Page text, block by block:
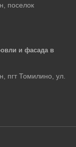
поселок
и фасада в
пгт Томилино, ул.